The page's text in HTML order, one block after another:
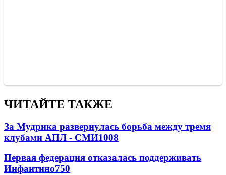
ЧИТАЙТЕ ТАКЖЕ
За Мудрика развернулась борьба между тремя
клубами АПЛ - СМИ1008
Первая федерация отказалась поддерживать
Инфантино750